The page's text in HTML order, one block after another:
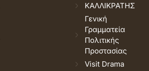
ΚΑΛΛΙΚΡΑΤΗΣ
Γενική
Γραμματεία
Πολιτικής
Προστασίας
Visit Drama